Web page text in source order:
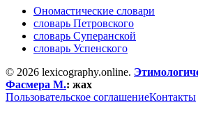
Ономастические словари
словарь Петровского
словарь Суперанской
словарь Успенского
© 2026 lexicography.online.
Фасмера М.: жах
Пользовательское соглашениеКонтакты